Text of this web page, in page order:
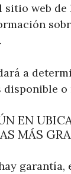
sitio web de
a
o
EN
MÁS
garantía,